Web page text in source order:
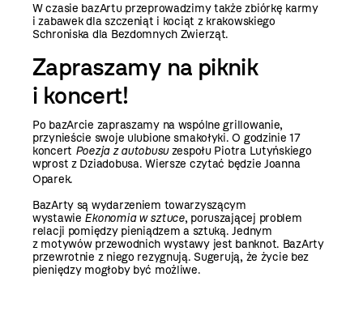
W czasie bazArtu przeprowadzimy także zbiórkę karmy
i zabawek dla szczeniąt i kociąt z krakowskiego
Schroniska dla Bezdomnych Zwierząt.
Zapraszamy na piknik
i koncert!
Po bazArcie zapraszamy na wspólne grillowanie,
przynieście swoje ulubione smakołyki. O godzinie 17
koncert Poezja z autobusuzespołu Piotra Lutyńskiego
wprost z Dziadobusa. Wiersze czytać będzie Joanna
Oparek.
BazArty są wydarzeniem towarzyszącym
wystawie Ekonomia w sztuce, poruszającej problem
relacji pomiędzy pieniądzem a sztuką. Jednym
z motywów przewodnich wystawy jest banknot. BazArty
przewrotnie z niego rezygnują. Sugerują, że życie bez
pieniędzy mogłoby być możliwe.